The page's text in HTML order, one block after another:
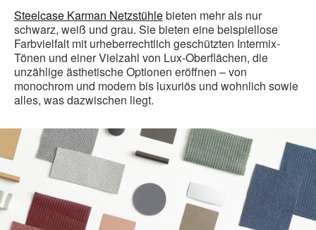
Steelcase Karman Netzstühlebieten mehr als nur
schwarz, weiß und grau. Sie bieten eine beispiellose
Farbvielfalt mit urheberrechtlich geschützten Intermix-
Tönen und einer Vielzahl von Lux-Oberflächen, die
unzählige ästhetische Optionen eröffnen – von
monochrom und modern bis luxuriös und wohnlich sowie
alles, was dazwischen liegt.